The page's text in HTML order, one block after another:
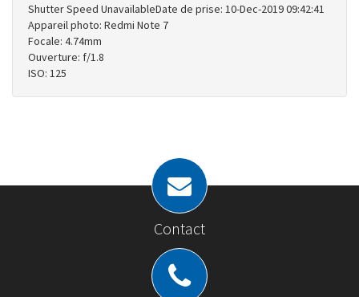
Shutter Speed UnavailableDate de prise: 10-Dec-2019 09:42:41
Appareil photo: Redmi Note 7
Focale: 4.74mm
Ouverture: f/1.8
ISO: 125
Contact